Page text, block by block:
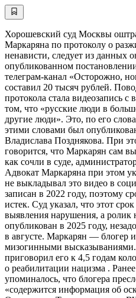
Хорошевский суд Москвы
Маркаряна по протоколу о
ненависти, следует из данных
опубликованном
телеграм-канал «Осторожно,
составил 20 тысяч рублей.
протокола стала видеозапись
том, что «русские люди в
другие люди». Это, по его
этими словами был
Владислава Позднякова. При
говорится, что Маркарян сам
как сочли в суде,
Адвокат Маркаряна при этом
не выкладывал это видео в
записан в 2022 году, поэтому
истек. Суд указал, что этот
выявления нарушения, а ролик
опубликован в 2025 году,
в августе. Маркарян — блогер
мизогинными
приговорил его к 4,5 годам
о реабилитации нацизма .
упоминалось, что блогера
«содержится информация об